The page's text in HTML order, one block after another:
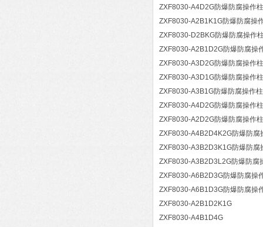
ZXF8030-A4D2G防爆防腐操作柱
ZXF8030-A2B1K1G防爆防腐操
ZXF8030-D2BKG防爆防腐操作
ZXF8030-A2B1D2G防爆防腐操
ZXF8030-A3D2G防爆防腐操作柱
ZXF8030-A3D1G防爆防腐操作柱
ZXF8030-A3B1G防爆防腐操作柱
ZXF8030-A4D2G防爆防腐操作柱
ZXF8030-A2D2G防爆防腐操作柱
ZXF8030-A4B2D4K2G防爆防腐
ZXF8030-A3B2D3K1G防爆防腐
ZXF8030-A3B2D3L2G防爆防腐
ZXF8030-A6B2D3G防爆防腐操
ZXF8030-A6B1D3G防爆防腐操
ZXF8030-A2B1D2K1G
ZXF8030-A4B1D4G